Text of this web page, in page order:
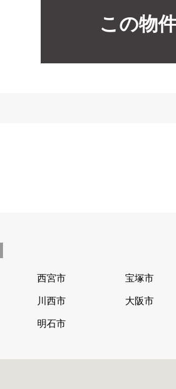
この物
西宮市 宝塚市
川西市 大阪市
明石市